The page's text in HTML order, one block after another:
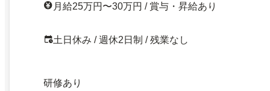
月給25万円〜30万円 / 賞与・昇給あり
土日休み / 週休2日制 / 残業なし
研修あり